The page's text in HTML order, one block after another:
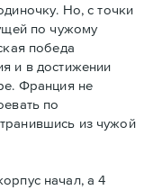
Но, с точки
по чужому
победа
и в достижении
Франция не
по
из чужой
начал, а 4